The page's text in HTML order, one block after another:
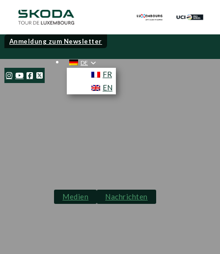
Anmeldung zum Newsletter
DE
FR
EN
Medien Nachrichten